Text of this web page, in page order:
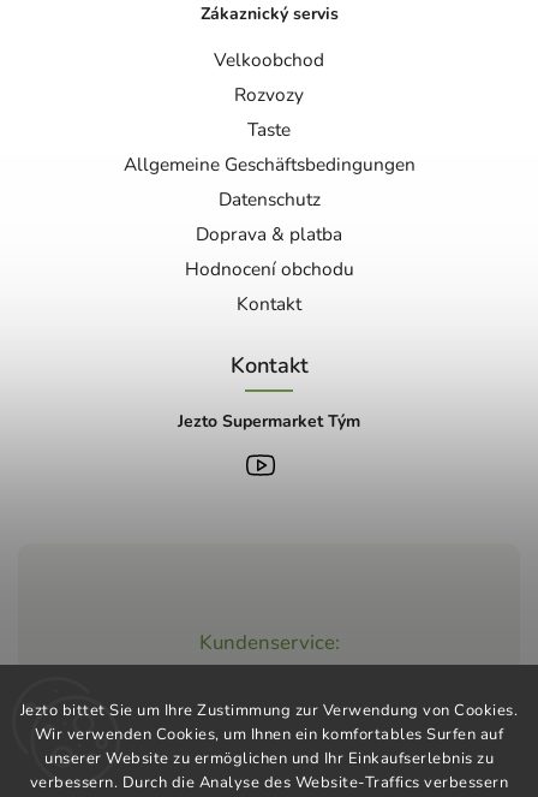
Jezto bittet Sie um Ihre Zustimmung zur Verwendung von Cookies.
Wir verwenden Cookies, um Ihnen ein komfortables Surfen auf
unserer Website zu ermöglichen und Ihr Einkaufserlebnis zu
verbessern. Durch die Analyse des Website-Traffics verbessern
Kundenservice:
info@jeztomarket.cz
Zákaznický servis
Velkoobchod
Rozvozy
Taste
Allgemeine Geschäftsbedingungen
Datenschutz
Doprava & platba
Hodnocení obchodu
Kontakt
Kontakt
Jezto Supermarket Tým